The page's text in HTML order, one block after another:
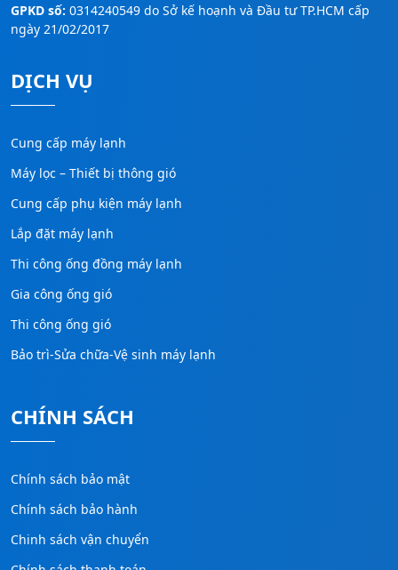
GPKD số: 0314240549 do Sở kế hoạnh và Đầu tư TP.HCM cấp
ngày 21/02/2017
DỊCH VỤ
Cung cấp máy lạnh
Máy lọc – Thiết bị thông gió
Cung cấp phụ kiện máy lạnh
Lắp đặt máy lạnh
Thi công ống đồng máy lạnh
Gia công ống gió
Thi công ống gió
Bảo trì-Sửa chữa-Vệ sinh máy lạnh
CHÍNH SÁCH
Chính sách bảo mật
Chính sách bảo hành
Chinh sách vận chuyển